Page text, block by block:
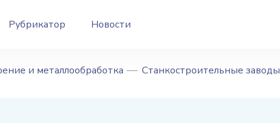
Рубрикатор Новости
и металлообработка Станкостроительные заводы